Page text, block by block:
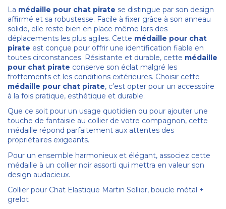
La médaille pour chat pirate se distingue par son design
affirmé et sa robustesse. Facile à fixer grâce à son anneau
solide, elle reste bien en place même lors des
déplacements les plus agiles. Cette médaille pour chat
pirate est conçue pour offrir une identification fiable en
toutes circonstances. Résistante et durable, cette médaille
pour chat pirate conserve son éclat malgré les
frottements et les conditions extérieures. Choisir cette
médaille pour chat pirate, c’est opter pour un accessoire
à la fois pratique, esthétique et durable.
Que ce soit pour un usage quotidien ou pour ajouter une
touche de fantaisie au collier de votre compagnon, cette
médaille répond parfaitement aux attentes des
propriétaires exigeants.
Pour un ensemble harmonieux et élégant, associez cette
médaille à un collier noir assorti qui mettra en valeur son
design audacieux.
Collier pour Chat Elastique Martin Sellier, boucle métal +
grelot